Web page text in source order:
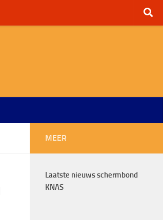
MEER
Laatste nieuws schermbond
KNAS